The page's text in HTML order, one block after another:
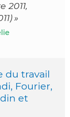
2011,
»
du travail
Fourier,
et